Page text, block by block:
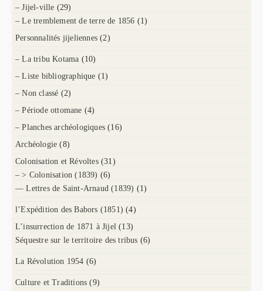
– Jijel-ville (29)
– Le tremblement de terre de 1856 (1)
Personnalités jijeliennes (2)
– La tribu Kotama (10)
– Liste bibliographique (1)
– Non classé (2)
– Période ottomane (4)
– Planches archéologiques (16)
Archéologie (8)
Colonisation et Révoltes (31)
– > Colonisation (1839) (6)
— Lettres de Saint-Arnaud (1839) (1)
l’Expédition des Babors (1851) (4)
L’insurrection de 1871 à Jijel (13)
Séquestre sur le territoire des tribus (6)
La Révolution 1954 (6)
Culture et Traditions (9)